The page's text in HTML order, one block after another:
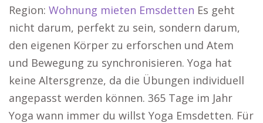
Region: Wohnung mieten Emsdetten Es geht
nicht darum, perfekt zu sein, sondern darum,
den eigenen Körper zu erforschen und Atem
und Bewegung zu synchronisieren. Yoga hat
keine Altersgrenze, da die Übungen individuell
angepasst werden können. 365 Tage im Jahr
Yoga wann immer du willst Yoga Emsdetten. Für